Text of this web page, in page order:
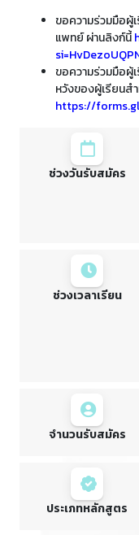
ขอความร่วมมือผู้
แพทย์ ผ่านลิงก์นี้
ขอความร่วมมือผู้
หวังของผู้เรียนส
https://
ช่วงวันรับสมัคร
ช่วงเวลาเรียน
จำนวนรับสมัคร
ประเภทหลักสูตร